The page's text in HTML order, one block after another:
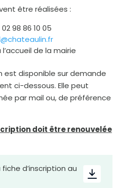
être réalisées :
98 86 10 05
de la mairie
est disponible sur demande
ci-dessous. Elle peut
par mail ou, de préférence
doit être renouvelée
d’inscription au